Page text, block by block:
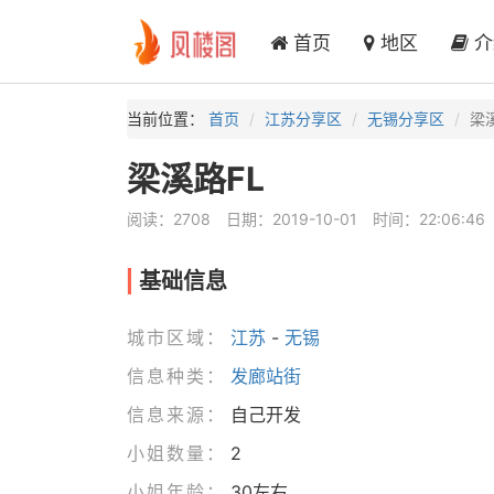
首页 地区 介
当前位置： 首页 江苏分享区 无锡分享区 梁
梁溪路FL
阅读：2708 日期：2019-10-01 时间：22:06:46
基础信息
城市区域： 江苏 - 无锡
信息种类：
发廊站街
信息来源：
自己开发
小姐数量：
2